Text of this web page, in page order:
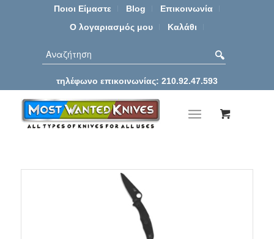
Ποιοι Είμαστε Blog
Επικοινωνία
Ο λογαριασμός μου
Καλάθι
τηλέφωνο επικοινωνίας: 210.92.47.593